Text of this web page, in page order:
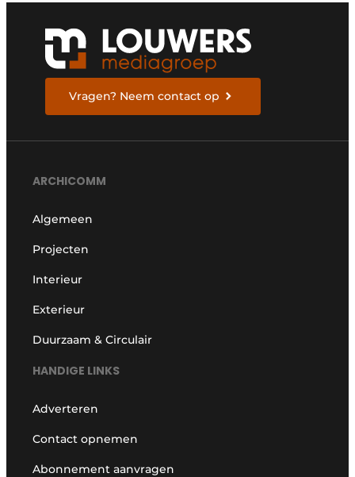
Vragen? Neem contact op
ARCHICOMM
Algemeen
Projecten
Interieur
Exterieur
Duurzaam & Circulair
HANDIGE LINKS
Adverteren
Contact opnemen
Abonnement aanvragen